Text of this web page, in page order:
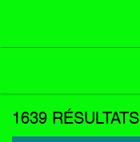
1639 RÉSULTATS